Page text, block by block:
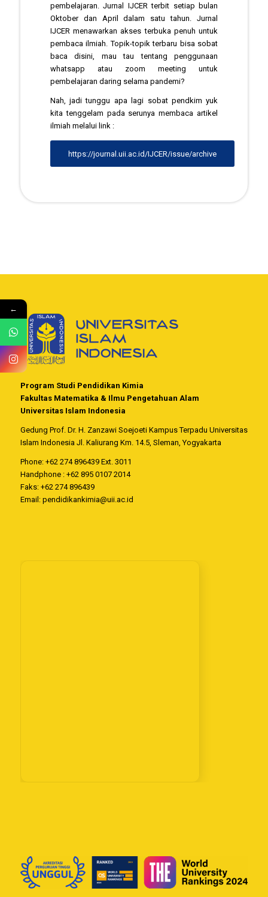
pembelajaran. Jurnal IJCER terbit setiap bulan
Oktober dan April dalam satu tahun. Jurnal
IJCER menawarkan akses terbuka penuh untuk
pembaca ilmiah. Topik-topik terbaru bisa sobat
baca disini, mau tau tentang penggunaan
whatsapp atau zoom meeting untuk
pembelajaran daring selama pandemi?
Nah, jadi tunggu apa lagi sobat pendkim yuk
kita tenggelam pada serunya membaca artikel
ilmiah melalui link :
https://journal.uii.ac.id/IJCER/issue/archive
Program Studi Pendidikan Kimia
Fakultas Matematika & Ilmu Pengetahuan Alam
Universitas Islam Indonesia
Gedung Prof. Dr. H. Zanzawi Soejoeti Kampus Terpadu Universitas
Islam Indonesia Jl. Kaliurang Km. 14.5, Sleman, Yogyakarta
Phone: +62 274 896439 Ext. 3011
Handphone : +62 895 0107 2014
Faks: +62 274 896439
Email: pendidikankimia@uii.ac.id
←